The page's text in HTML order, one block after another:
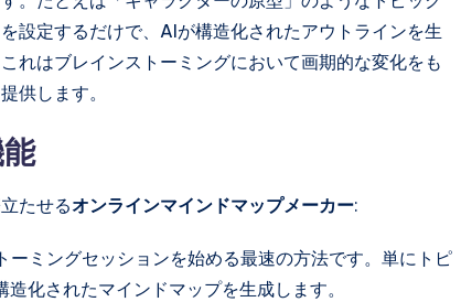
設定するだけで、AIが構造化されたアウトラインを生
れはブレインストーミングにおいて画期的な変化をも
供します。
たせるオンラインマインドマップメーカー:
ーミングセッションを始める最速の方法です。単にトピ
化されたマインドマップを生成します。